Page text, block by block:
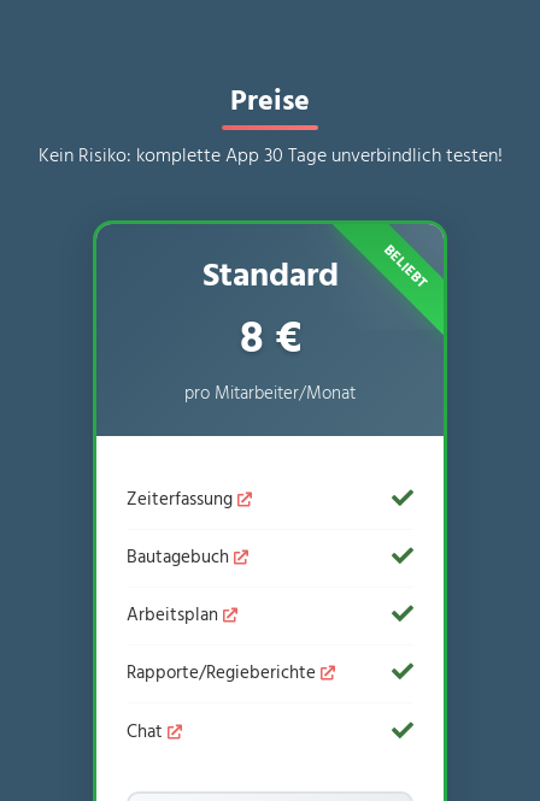
Preise
Kein Risiko: komplette App 30 Tage unverbindlich testen!
Standard
8 €
pro Mitarbeiter/Monat
Zeiterfassung
Bautagebuch
Arbeitsplan
Rapporte/Regieberichte
Chat